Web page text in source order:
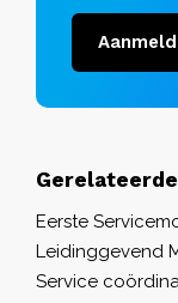
Eerste
Leidinggevend
Service